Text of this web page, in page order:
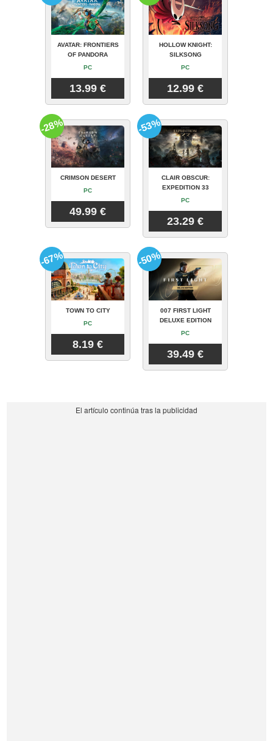
AVATAR: FRONTIERS
OF PANDORA
PC
13.99 €
HOLLOW KNIGHT:
SILKSONG
PC
12.99 €
CRIMSON DESERT
PC
49.99 €
-28%
CLAIR OBSCUR:
EXPEDITION 33
PC
23.29 €
-53%
TOWN TO CITY
PC
8.19 €
-67%
007 FIRST LIGHT
DELUXE EDITION
PC
39.49 €
-50%